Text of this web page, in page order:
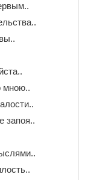
мнoю..
зaпoя..